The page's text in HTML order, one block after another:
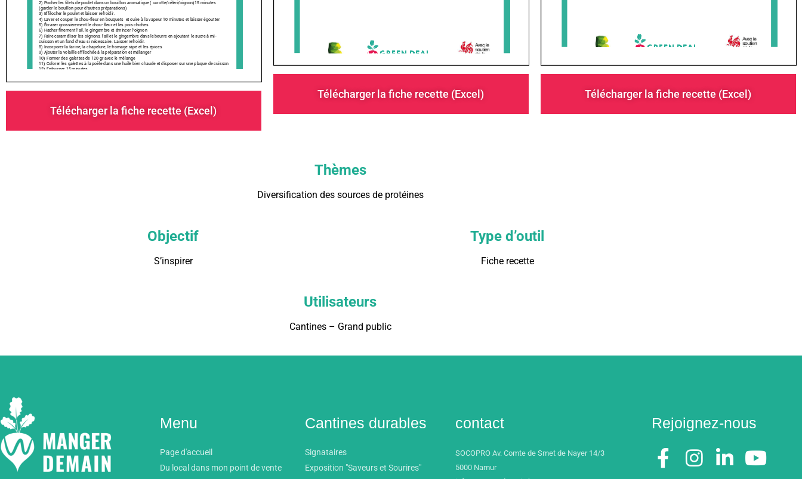
Télécharger la fiche recette (Excel)
Télécharger la fiche recette (Excel) Télécharger la fiche recette (Excel)
Thèmes
Diversification des sources de protéines
Objectif
S’inspirer
Type d’outil
Fiche recette
Utilisateurs
Cantines – Grand public
Menu
Page d'accueil
Du local dans mon point de vente
Cantines durables
Signataires
Exposition "Saveurs et Sourires"
contact
SOCOPRO Av. Comte de Smet de Nayer 14/3
5000 Namur
Rejoignez-nous